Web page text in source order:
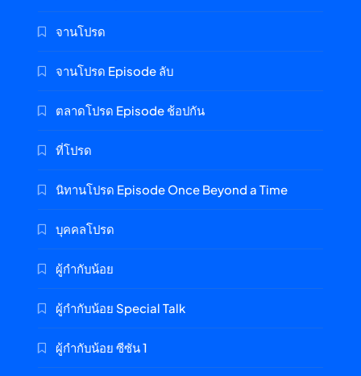
จานโปรด
จานโปรด Episode ลับ
ตลาดโปรด Episode ช้อปกัน
ที่โปรด
นิทานโปรด Episode Once Beyond a Time
บุคคลโปรด
ผู้กำกับน้อย
ผู้กำกับน้อย Special Talk
ผู้กำกับน้อย ซีซัน 1